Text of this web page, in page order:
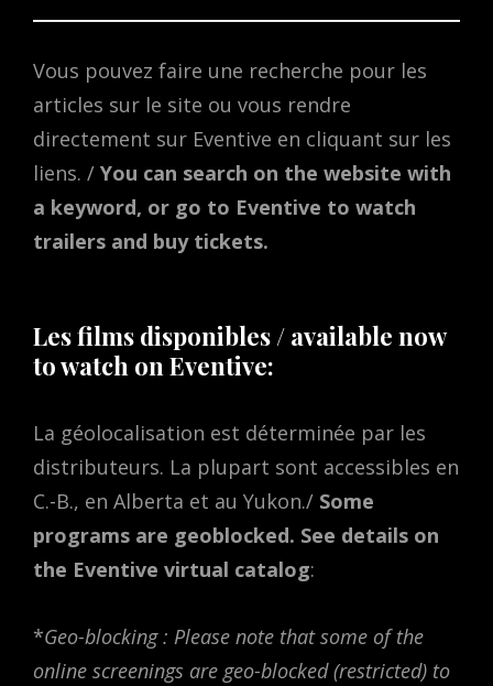
Vous pouvez faire une recherche pour les
articles sur le site ou vous rendre
directement sur Eventive en cliquant sur les
liens. / You can search on the website with
a keyword, or go to Eventive to watch
trailers and buy tickets.
Les films disponibles / available now
to watch on Eventive:
La géolocalisation est déterminée par les
distributeurs. La plupart sont accessibles en
C.-B., en Alberta et au Yukon./ Some
programs are geoblocked. See details on
the Eventive virtual catalog:
*Geo-blocking : Please note that some of the
online screenings are geo-blocked (restricted) to